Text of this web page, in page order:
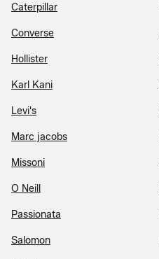
Caterpillar
Converse
Hollister
Karl Kani
Levi's
Marc jacobs
Missoni
O Neill
Passionata
Salomon